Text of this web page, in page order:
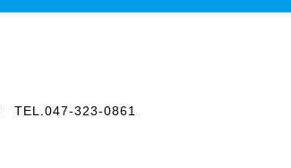
TEL.047-323-0861